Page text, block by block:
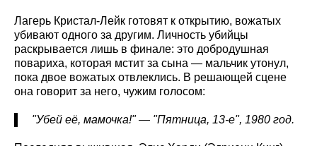
Лагерь Кристал-Лейк готовят к открытию, вожатых
убивают одного за другим. Личность убийцы
раскрывается лишь в финале: это добродушная
повариха, которая мстит за сына — мальчик утонул,
пока двое вожатых отвлеклись. В решающей сцене
она говорит за него, чужим голосом:
"Убей её, мамочка!" — "Пятница, 13-е", 1980 год.